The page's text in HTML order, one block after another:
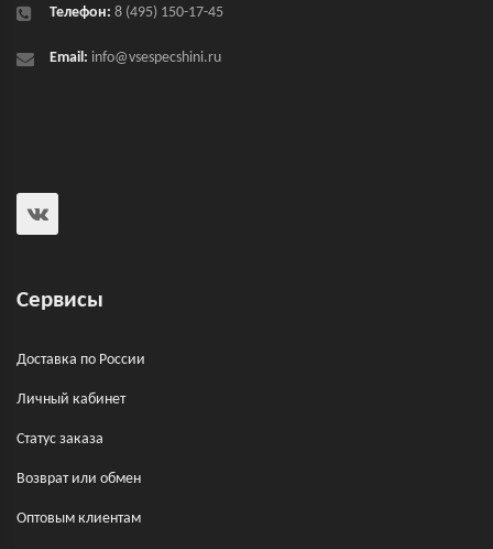
Телефон: 8 (495) 150-17-45
Email: info@vsespecshini.ru
Сервисы
Доставка по России
Личный кабинет
Статус заказа
Возврат или обмен
Оптовым клиентам